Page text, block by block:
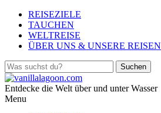
REISEZIELE
TAUCHEN
WELTREISE
ÜBER UNS & UNSERE REISEN
Entdecke die Welt über und unter Wasser
Menu